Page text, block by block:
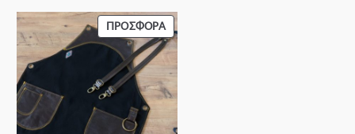
44.00€.
ΠΡΟΣΦΟΡΆΠΡΟΪΌΝ
ΣΕ
ΠΡΟΣΦΟΡΆ